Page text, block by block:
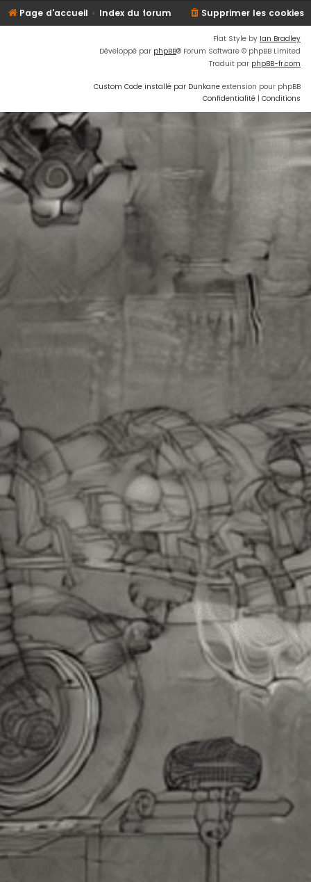
Page d'accueil Index du forum Supprimer les cookies
Flat Style by Ian Bradley
Développé par phpBB® Forum Software © phpBB Limited
Traduit par phpBB-fr.com
Custom Code installé par Dunkane extension pour phpBB
Confidentialité | Conditions